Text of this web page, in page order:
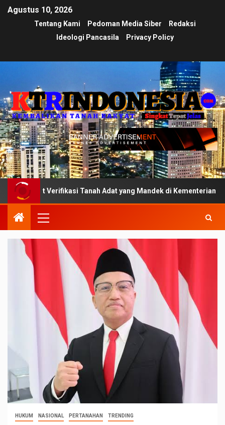
Agustus 10, 2026
Tentang Kami Pedoman Media Siber
Redaksi
Ideologi Pancasila
Privacy Policy
Tanah Adat yang Mandek di Kementerian
HUKUM NASIONAL PERTANAHAN TRENDING